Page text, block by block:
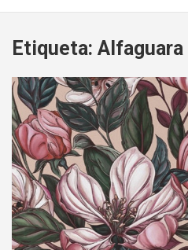
Etiqueta: Alfaguara